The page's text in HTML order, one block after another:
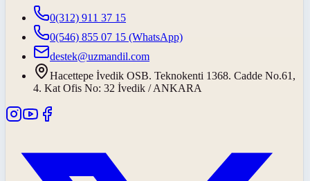
0(312) 911 37 15
0(546) 855 07 15 (WhatsApp)
destek@uzmandil.com
Hacettepe İvedik OSB. Teknokenti 1368. Cadde No.61,
4. Kat Ofis No: 32 İvedik / ANKARA